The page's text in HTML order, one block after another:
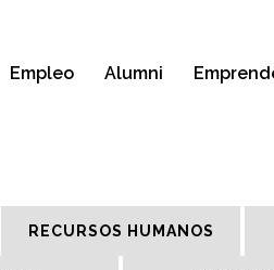
Empleo Alumni
RECURSOS HUMANOS